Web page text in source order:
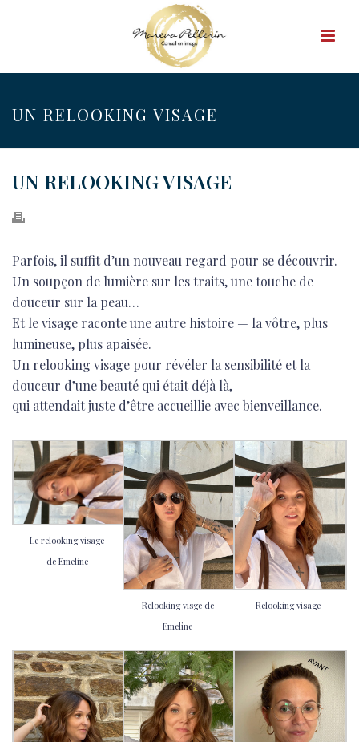
UN RELOOKING VISAGE
UN RELOOKING VISAGE
Parfois, il suffit d’un nouveau regard pour se découvrir.
Un soupçon de lumière sur les traits, une touche de
douceur sur la peau…
Et le visage raconte une autre histoire — la vôtre, plus
lumineuse, plus apaisée.
Un relooking visage pour révéler la sensibilité et la
douceur d’une beauté qui était déjà là,
qui attendait juste d’être accueillie avec bienveillance.
Le relooking visage
de Emeline
Relooking visge de
Emeline
Relooking visage